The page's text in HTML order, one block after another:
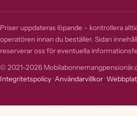
Priser uppdateras löpande – kontrollera
operatören innan du beställer. Sidan
reserverar oss för eventuella
© 2021–2026
Integritetspolicy·Användarvillkor·